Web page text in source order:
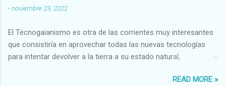
-noviembre 23, 2022
El Tecnogaianismo es otra de las corrientes muy interesantes
que consistiría en aprovechar todas las nuevas tecnologías
para intentar devolver a la tierra a su estado natural,
READ MORE »